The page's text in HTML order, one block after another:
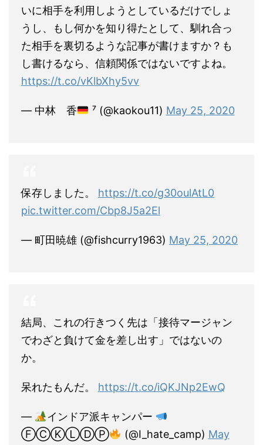
いに相手を利用しようとしているだけでしょ
うし、もし何かを知り得たとして、馴れ合っ
た相手を裏切るような記事が書けますか？も
し書けるなら、信頼関係ではないですよね。
https://t.co/vKlbXhy5vv
— 中林 香 ⁷ (@kaokou11) May 25, 2020
保存しました。 https://t.co/g30oulAtL0
pic.twitter.com/Cbp8J5a2El
— 町田暁雄 (@fishcurry1963) May 25, 2020
結局、これの行きつく先は「接待マージャン
でわざと負けて金を差し出す」ではないの
か。
呆れたもんだ。 https://t.co/iQKJNp2EwQ
—
インドア派キャンパー
ⒻⒸⓀⓁⒹⓅ
(@I_hate_camp) May